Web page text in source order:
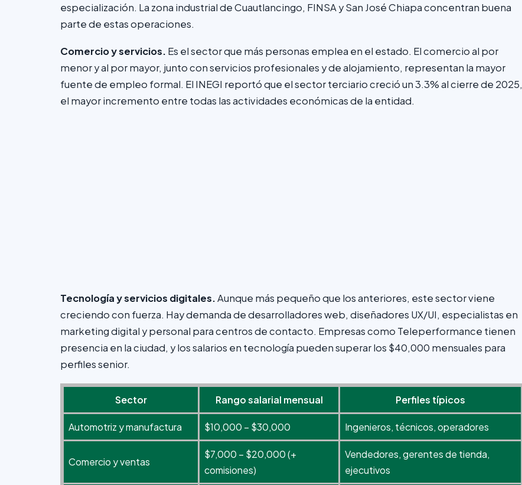
especialización. La zona industrial de Cuautlancingo, FINSA y San José Chiapa concentran buena
parte de estas operaciones.
Comercio y servicios. Es el sector que más personas emplea en el estado. El comercio al por
menor y al por mayor, junto con servicios profesionales y de alojamiento, representan la mayor
fuente de empleo formal. El INEGI reportó que el sector terciario creció un 3.3% al cierre de 2025,
el mayor incremento entre todas las actividades económicas de la entidad.
Tecnología y servicios digitales.Aunque más pequeño que los anteriores, este sector viene
creciendo con fuerza. Hay demanda de desarrolladores web, diseñadores UX/UI, especialistas en
marketing digital y personal para centros de contacto. Empresas como Teleperformance tienen
presencia en la ciudad, y los salarios en tecnología pueden superar los $40,000 mensuales para
perfiles senior.
Sector Rango salarial mensual Perfiles típicos
Automotriz y manufactura $10,000 – $30,000 Ingenieros, técnicos, operadores
Comercio y ventas
$7,000 – $20,000 (+
comisiones)
Vendedores, gerentes de tienda,
ejecutivos